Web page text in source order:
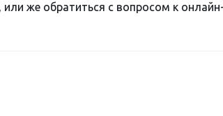
же обратиться с вопросом к